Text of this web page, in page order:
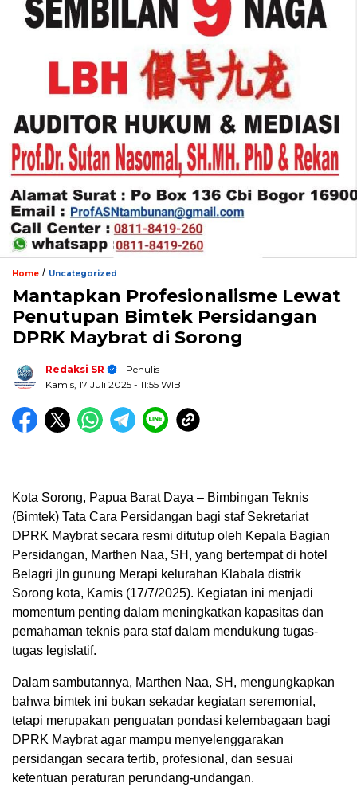
Home / Uncategorized
Mantapkan Profesionalisme Lewat
Penutupan Bimtek Persidangan
DPRK Maybrat di Sorong
Redaksi SR
- Penulis
Kamis, 17 Juli 2025 - 11:55 WIB
Kota Sorong, Papua Barat Daya – Bimbingan Teknis
(Bimtek) Tata Cara Persidangan bagi staf Sekretariat
DPRK Maybrat secara resmi ditutup oleh Kepala Bagian
Persidangan, Marthen Naa, SH, yang bertempat di hotel
Belagri jln gunung Merapi kelurahan Klabala distrik
Sorong kota, Kamis (17/7/2025). Kegiatan ini menjadi
momentum penting dalam meningkatkan kapasitas dan
pemahaman teknis para staf dalam mendukung tugas-
tugas legislatif.
Dalam sambutannya, Marthen Naa, SH, mengungkapkan
bahwa bimtek ini bukan sekadar kegiatan seremonial,
tetapi merupakan penguatan pondasi kelembagaan bagi
DPRK Maybrat agar mampu menyelenggarakan
persidangan secara tertib, profesional, dan sesuai
ketentuan peraturan perundang-undangan.